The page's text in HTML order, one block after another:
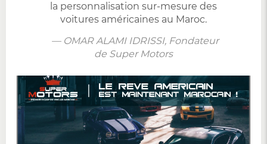
la personnalisation sur-mesure des
voitures américaines au Maroc.
— OMAR ALAMI IDRISSI, Fondateur
de Super Motors